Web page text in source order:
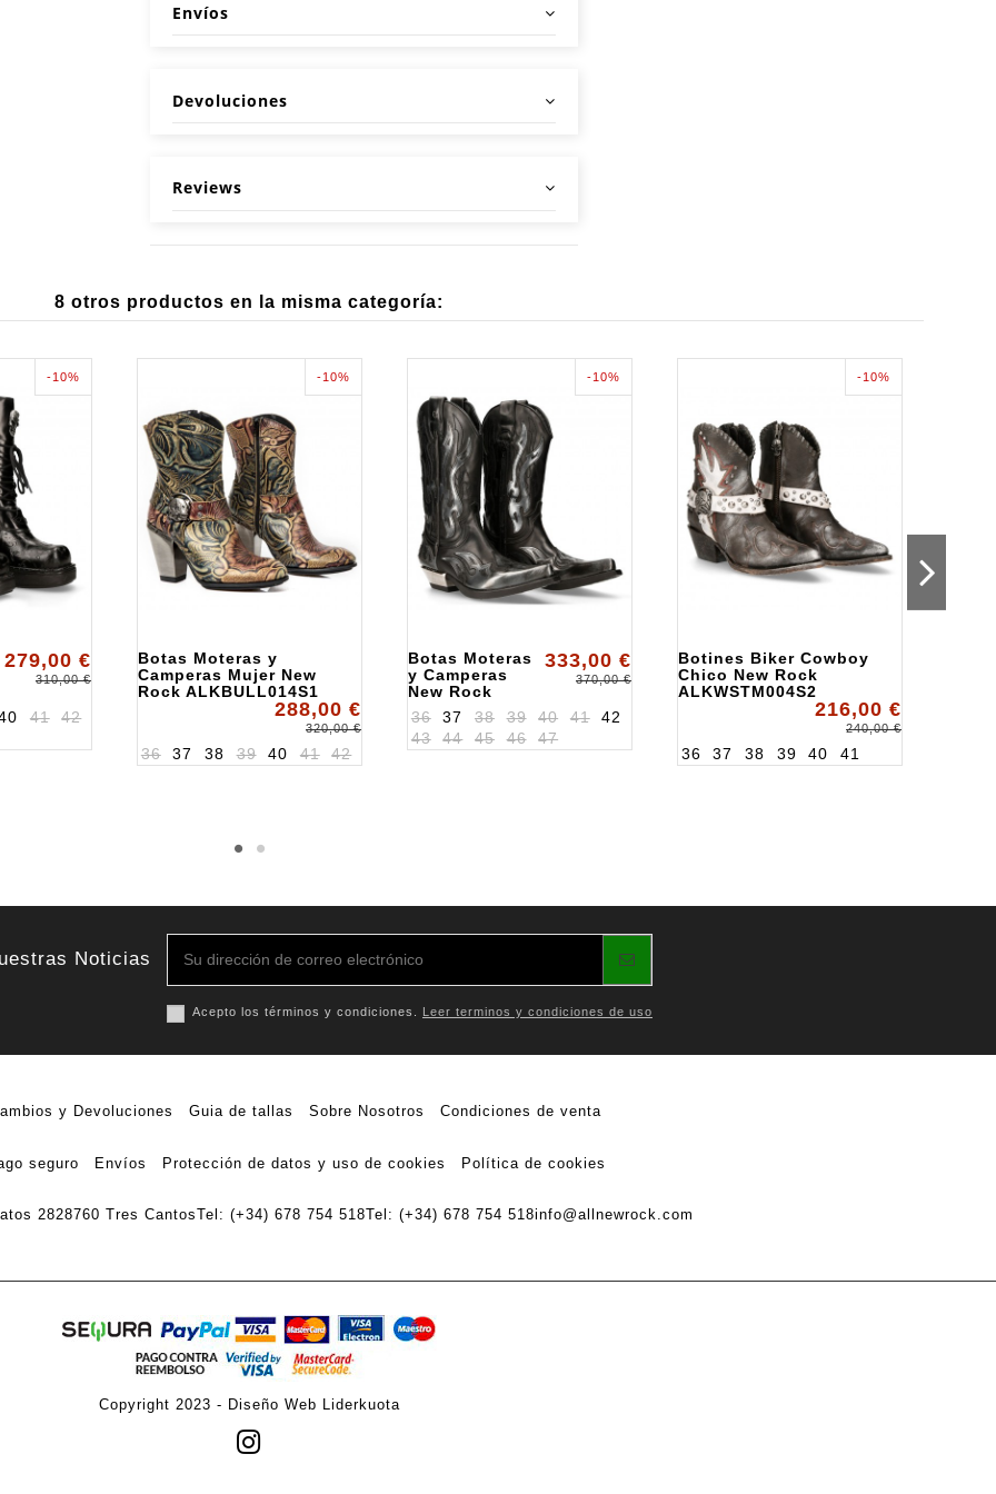
Envíos
Devoluciones
Reviews
8 otros productos en la misma categoría:
-10%
279,00 €
310,00 €
41 42
-10%
Botas Moteras y
Camperas Mujer New
Rock ALKBULL014S1
288,00 €
320,00 €
36 37 38 39 40 41 42
-10%
Botas Moteras
y Camperas
New Rock
ALK7921S3
333,00 €
370,00 €
36 37 38 39 40 41
42
43
44 45 46 47
-10%
Botines Biker Cowboy
Chico New Rock
ALKWSTM004S2
216,00 €
240,00 €
36 37 38 39 40 41
Noticias
Acepto los términos y condiciones. Leer terminos y condiciones de uso
y Devoluciones Guia de tallas Sobre Nosotros Condiciones de venta
seguro Envíos Protección de datos y uso de cookies Política de cookies
2828760 Tres CantosTel: (+34) 678 754 518Tel: (+34) 678 754 518info@allnewrock.com
Copyright 2023 - Diseño Web Liderkuota